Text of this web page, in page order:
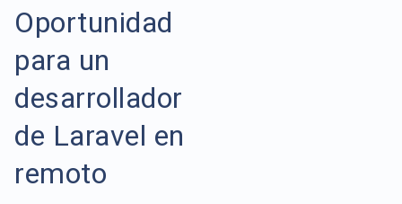
Oportunidad
para un
desarrollador
de Laravel en
remoto